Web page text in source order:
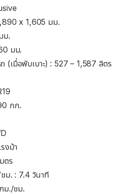
x 1,605 มม.
ม.
มม.
(เมื่อพับเบาะ) : 527 – 1,587 ลิตร
กก.
งม้า
ตร
ม. : 7.4 วินาที
ม./ชม.